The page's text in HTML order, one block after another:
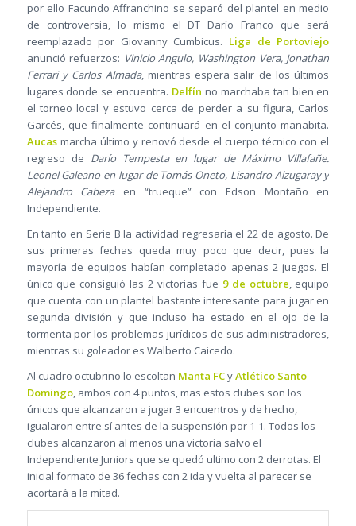
por ello Facundo Affranchino se separó del plantel en medio
de controversia, lo mismo el DT Darío Franco que será
reemplazado por Giovanny Cumbicus. Liga de Portoviejo
anunció refuerzos: Vinicio Angulo, Washington Vera, Jonathan
Ferrari y Carlos Almada, mientras espera salir de los últimos
lugares donde se encuentra. Delfín no marchaba tan bien en
el torneo local y estuvo cerca de perder a su figura, Carlos
Garcés, que finalmente continuará en el conjunto manabita.
Aucasmarcha último y renovó desde el cuerpo técnico con el
regreso de Darío Tempesta en lugar de Máximo Villafañe.
Leonel Galeano en lugar de Tomás Oneto, Lisandro Alzugaray y
Alejandro Cabezaen “trueque” con Edson Montaño en
Independiente.
En tanto en Serie B la actividad regresaría el 22 de agosto. De
sus primeras fechas queda muy poco que decir, pues la
mayoría de equipos habían completado apenas 2 juegos. El
único que consiguió las 2 victorias fue 9 de octubre, equipo
que cuenta con un plantel bastante interesante para jugar en
segunda división y que incluso ha estado en el ojo de la
tormenta por los problemas jurídicos de sus administradores,
mientras su goleador es Walberto Caicedo.
Al cuadro octubrino lo escoltan Manta FCyAtlético Santo
Domingo, ambos con 4 puntos, mas estos clubes son los
únicos que alcanzaron a jugar 3 encuentros y de hecho,
igualaron entre sí antes de la suspensión por 1-1. Todos los
clubes alcanzaron al menos una victoria salvo el
Independiente Juniors que se quedó ultimo con 2 derrotas. El
inicial formato de 36 fechas con 2 ida y vuelta al parecer se
acortará a la mitad.